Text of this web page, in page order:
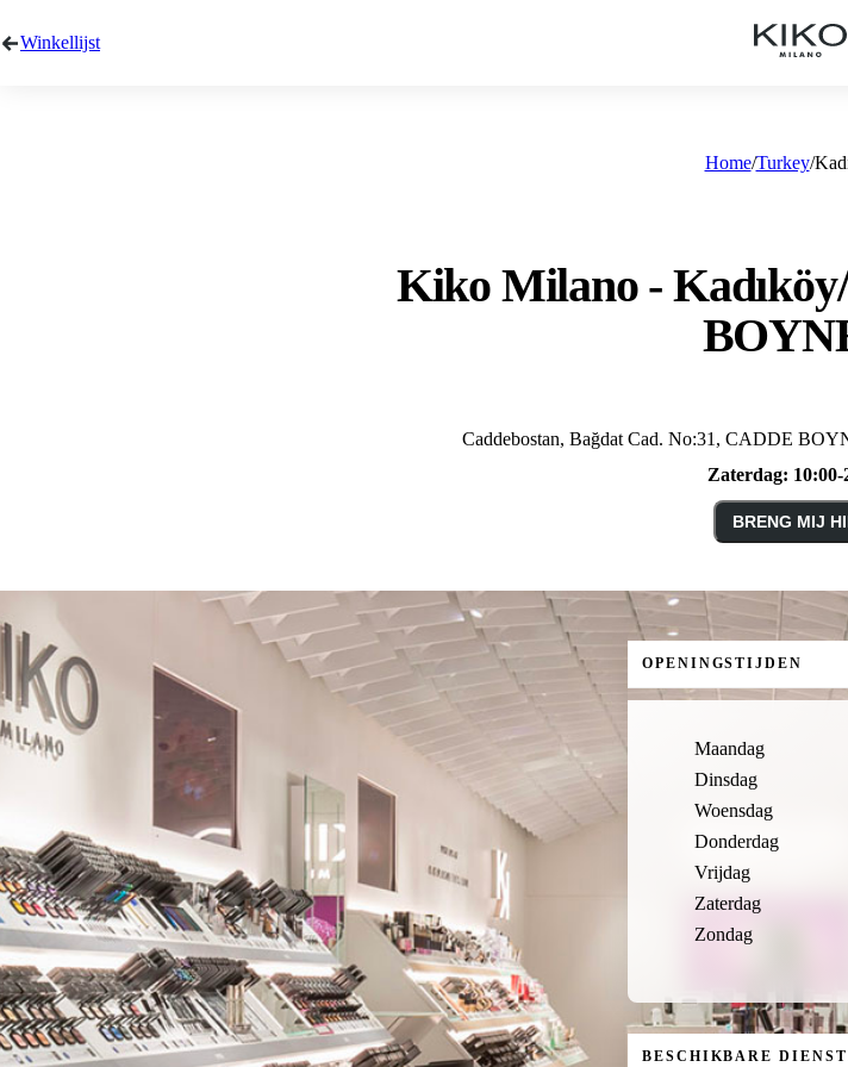
Winkellijst
Home Turkey
Kiko Milano -
Caddebostan, Bağdat Cad. No:31, CADDE
Zaterdag: 10:00-
BRENG MIJ
OPENINGSTIJDEN
Maandag
Dinsdag
Woensdag
Donderdag
Vrijdag
Zaterdag
Zondag
BESCHIKBARE